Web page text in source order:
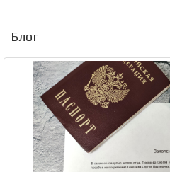
Блог